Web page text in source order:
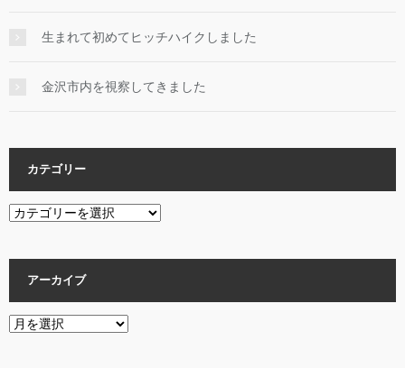
生まれて初めてヒッチハイクしました
金沢市内を視察してきました
カテゴリー
カ
アーカイブ
ア